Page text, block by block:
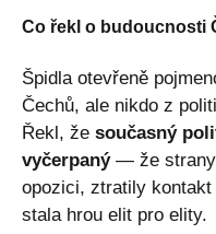
Co řekl o budoucnosti
Špidla otevřeně
Čechů, ale nikdo z
Řekl, že současný
vyčerpaný— že
opozici, ztratily
stala hrou elit pro elity.